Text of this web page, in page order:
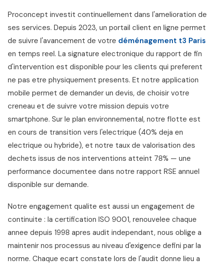
Proconcept investit continuellement dans l'amelioration de
ses services. Depuis 2023, un portail client en ligne permet
de suivre l'avancement de votre déménagement t3 Paris
en temps reel. La signature electronique du rapport de fin
d'intervention est disponible pour les clients qui preferent
ne pas etre physiquement presents. Et notre application
mobile permet de demander un devis, de choisir votre
creneau et de suivre votre mission depuis votre
smartphone. Sur le plan environnemental, notre flotte est
en cours de transition vers l'electrique (40% deja en
electrique ou hybride), et notre taux de valorisation des
dechets issus de nos interventions atteint 78% — une
performance documentee dans notre rapport RSE annuel
disponible sur demande.
Notre engagement qualite est aussi un engagement de
continuite : la certification ISO 9001, renouvelee chaque
annee depuis 1998 apres audit independant, nous oblige a
maintenir nos processus au niveau d'exigence defini par la
norme. Chaque ecart constate lors de l'audit donne lieu a